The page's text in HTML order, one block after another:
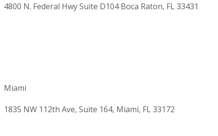
4800 N. Federal Hwy Suite D104 Boca Raton, FL 33431
Miami
1835 NW 112th Ave, Suite 164, Miami, FL 33172